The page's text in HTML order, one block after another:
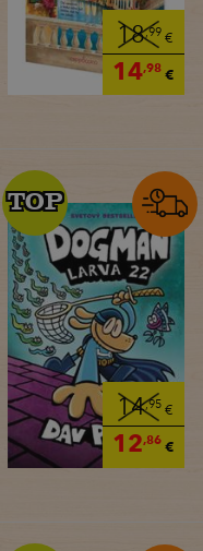
18,99 €
14,98€
14,95€
12,86€
TOP
TOP